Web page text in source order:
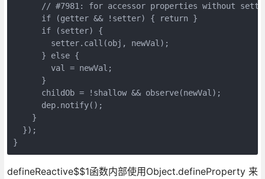
// #7981: for accessor properties without
      if (getter && !setter) { return }
      if (setter) {
        setter.call(obj, newVal);
      } else {
        val = newVal;
      }
      childOb = !shallow && observe(newVal);
      dep.notify();
    }
  });
}
defineReactive$$1函数内部使用Object.defineProperty 来